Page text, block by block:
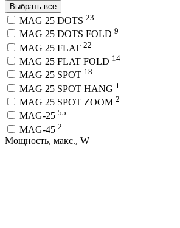
Выбрать все
MAG 25 DOTS 23
MAG 25 DOTS FOLD 9
MAG 25 FLAT 22
MAG 25 FLAT FOLD 14
MAG 25 SPOT 18
MAG 25 SPOT HANG 1
MAG 25 SPOT ZOOM 2
MAG-25 55
MAG-45 2
Мощность, макс., W